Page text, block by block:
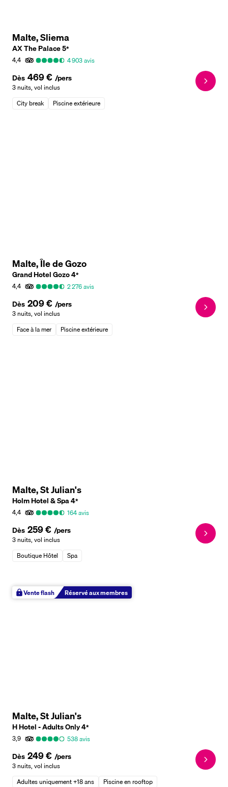
Malte, Sliema
AX The Palace5*
4,4
4 903avis
Dès 469 € /pers
3 nuits, vol inclus
City break
Piscine extérieure
Malte, Île de Gozo
Grand Hotel Gozo4*
4,4
2 276avis
Dès 209 € /pers
3 nuits, vol inclus
Face à la mer
Piscine extérieure
Malte, St Julian's
Holm Hotel & Spa4*
4,4
164avis
Dès 259 € /pers
3 nuits, vol inclus
Boutique Hôtel
Spa
Vente flash Réservé aux membres
Malte, St Julian's
H Hotel - Adults Only4*
3,9
538avis
Dès 249 € /pers
3 nuits, vol inclus
Adultes uniquement +18 ans
Piscine en rooftop